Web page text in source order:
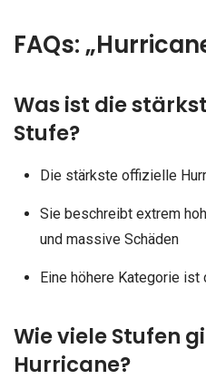
FAQs:
Was ist die
Stufe?
Die stärkste offizielle
Sie beschreibt extrem
und massive Schäden
Eine höhere Kategorie
Wie viele Stufen
Hurricane?